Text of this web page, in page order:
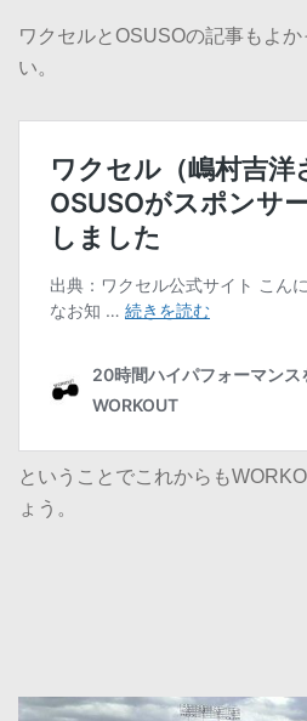
ワクセルとOSUSOの記事もよ
い。
ということでこれからも
ょう。